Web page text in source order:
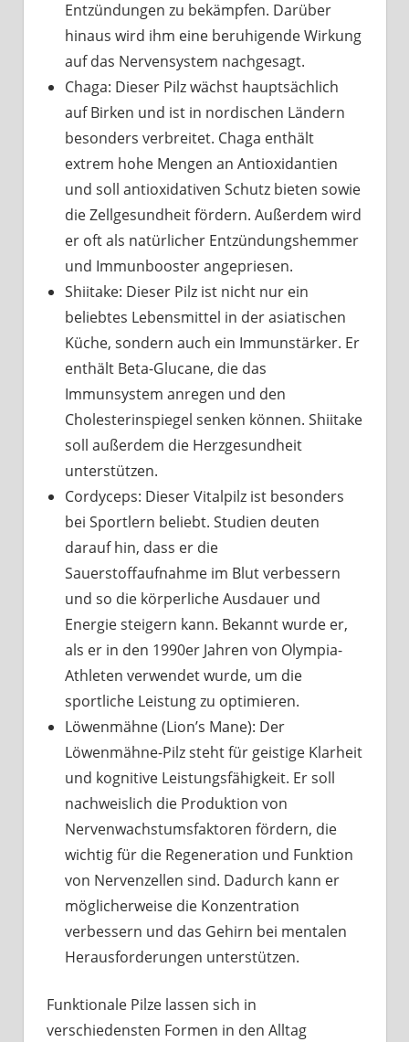
Entzündungen zu bekämpfen. Darüber
hinaus wird ihm eine beruhigende Wirkung
auf das Nervensystem nachgesagt.
Chaga: Dieser Pilz wächst hauptsächlich
auf Birken und ist in nordischen Ländern
besonders verbreitet. Chaga enthält
extrem hohe Mengen an Antioxidantien
und soll antioxidativen Schutz bieten sowie
die Zellgesundheit fördern. Außerdem wird
er oft als natürlicher Entzündungshemmer
und Immunbooster angepriesen.
Shiitake: Dieser Pilz ist nicht nur ein
beliebtes Lebensmittel in der asiatischen
Küche, sondern auch ein Immunstärker. Er
enthält Beta-Glucane, die das
Immunsystem anregen und den
Cholesterinspiegel senken können. Shiitake
soll außerdem die Herzgesundheit
unterstützen.
Cordyceps: Dieser Vitalpilz ist besonders
bei Sportlern beliebt. Studien deuten
darauf hin, dass er die
Sauerstoffaufnahme im Blut verbessern
und so die körperliche Ausdauer und
Energie steigern kann. Bekannt wurde er,
als er in den 1990er Jahren von Olympia-
Athleten verwendet wurde, um die
sportliche Leistung zu optimieren.
Löwenmähne (Lion’s Mane): Der
Löwenmähne-Pilz steht für geistige Klarheit
und kognitive Leistungsfähigkeit. Er soll
nachweislich die Produktion von
Nervenwachstumsfaktoren fördern, die
wichtig für die Regeneration und Funktion
von Nervenzellen sind. Dadurch kann er
möglicherweise die Konzentration
verbessern und das Gehirn bei mentalen
Herausforderungen unterstützen.
Funktionale Pilze lassen sich in
verschiedensten Formen in den Alltag